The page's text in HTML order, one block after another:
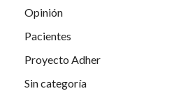
Opinión
Pacientes
Proyecto Adher
Sin categoría